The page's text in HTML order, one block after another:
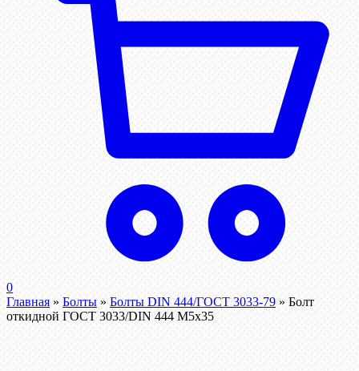
0
Главная » Болты » Болты DIN 444/ГОСТ 3033-79 » Болт
откидной ГОСТ 3033/DIN 444 М5х35